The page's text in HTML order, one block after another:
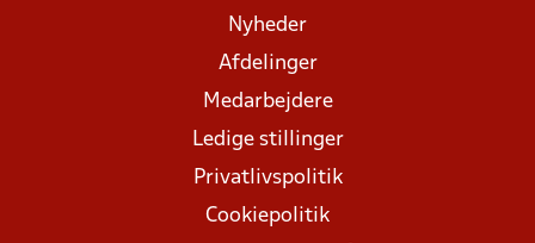
Nyheder
Afdelinger
Medarbejdere
Ledige stillinger
Privatlivspolitik
Cookiepolitik